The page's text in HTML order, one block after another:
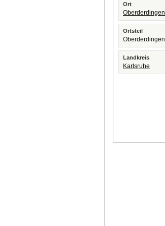
Ort
Oberderdingen
Ortsteil
Oberderdingen
Landkreis
Karlsruhe